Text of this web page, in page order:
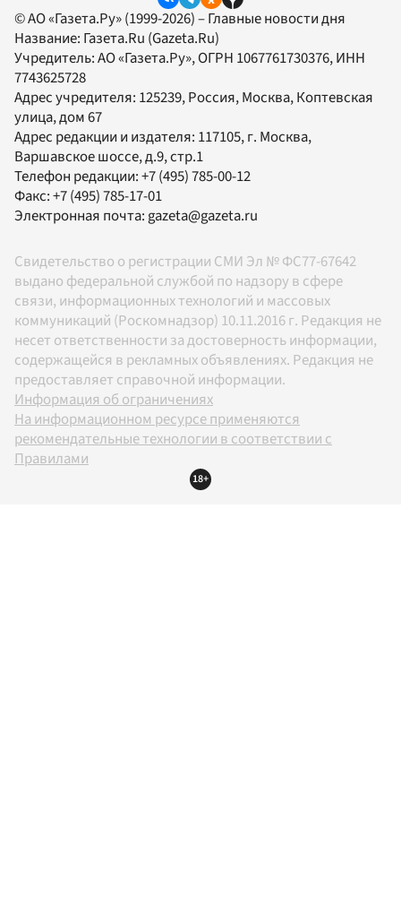
© АО «Газета.Ру» (1999-2026) – Главные новости дня
Название: Газета.Ru (Gazeta.Ru)
Учредитель:АО «Газета.Ру», ОГРН 1067761730376, ИНН
7743625728
Адрес учредителя: 125239, Россия, Москва, Коптевская
улица, дом 67
Адрес редакции и издателя: 117105, г. Москва,
Варшавское шоссе, д.9, стр.1
Телефон редакции:+7 (495) 785-00-12
Факс:+7 (495) 785-17-01
Электронная почта:gazeta@gazeta.ru
Свидетельство о регистрации СМИ Эл № ФС77-67642
выдано федеральной службой по надзору в сфере
связи, информационных технологий и массовых
коммуникаций (Роскомнадзор) 10.11.2016 г. Редакция не
несет ответственности за достоверность информации,
содержащейся в рекламных объявлениях. Редакция не
предоставляет справочной информации.
Информация об ограничениях
На информационном ресурсе применяются
рекомендательные технологии в соответствии с
Правилами
18+